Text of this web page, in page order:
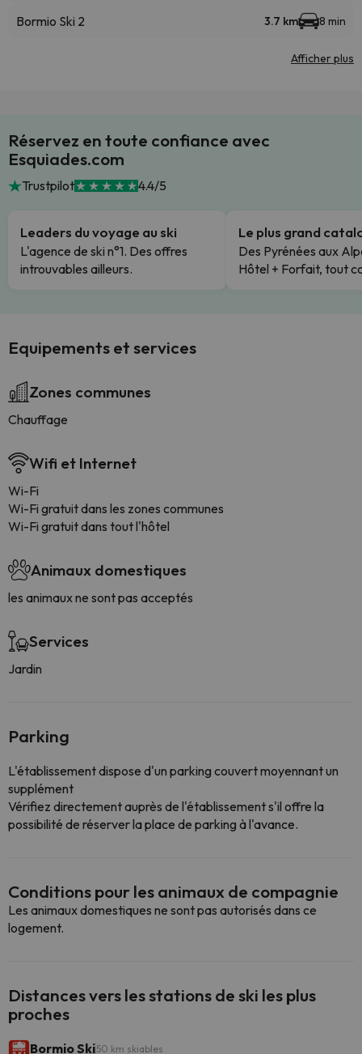
Bormio Ski 2 3.7 km 8 min
Afficher plus
Réservez en toute confiance avec
Esquiades.com
Trustpilot 4.4/5
Leaders du voyage au ski
L'agence de ski n°1. Des offres
introuvables ailleurs.
Le plus grand
Des Pyrénées aux
Hôtel + Forfait, tout
Equipements et services
Zones communes
Chauffage
Wifi et Internet
Wi-Fi
Wi-Fi gratuit dans les zones communes
Wi-Fi gratuit dans tout l'hôtel
Animaux domestiques
les animaux ne sont pas acceptés
Services
Jardin
Parking
L'établissement dispose d'un parking couvert moyennant un
supplément
Vérifiez directement auprès de l'établissement s'il offre la
possibilité de réserver la place de parking à l'avance.
Conditions pour les animaux de compagnie
Les animaux domestiques ne sont pas autorisés dans ce
logement.
Distances vers les stations de ski les plus
proches
Bormio Ski50 km skiables